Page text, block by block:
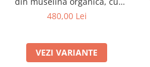
detalii brodate - Lavanda
480,00 Lei
VEZI VARIANTE